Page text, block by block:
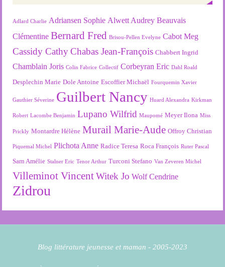
Adlard Charlie Adriansen Sophie Alwett Audrey Beauvais
Clémentine Bernard Fred Brisou-Pellen Evelyne Cabot Meg
Cassidy Cathy Chabas Jean-François Chabbert Ingrid
Chamblain Joris Colin Fabrice Collectif Corbeyran Eric Dahl Roald
Desplechin Marie Dole Antoine Escoffier Michaël Fourquemin Xavier
Gauthier Séverine Guilbert Nancy Huard Alexandra Kirkman
Robert Lacombe Benjamin Lupano Wilfrid Maupomé Meyer Ilona Miss
Prickly Montardre Hélène Murail Marie-Aude Offroy Christian
Piquemal Michel Plichota Anne Radice Teresa Roca François Ruter Pascal
Sarn Amélie Stalner Eric Tenor Arthur Turconi Stefano Van Zeveren Michel
Villeminot Vincent Witek Jo Wolf Cendrine
Zidrou
Blog littérature jeunesse et maman - 2005-2023